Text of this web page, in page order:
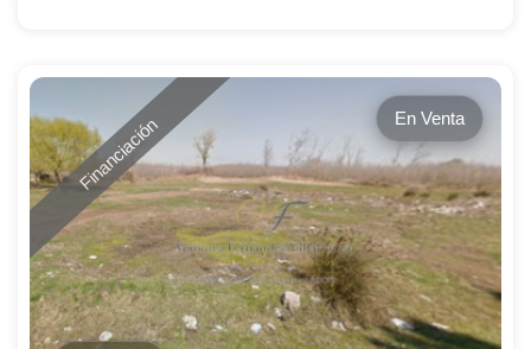
Financiación En Venta